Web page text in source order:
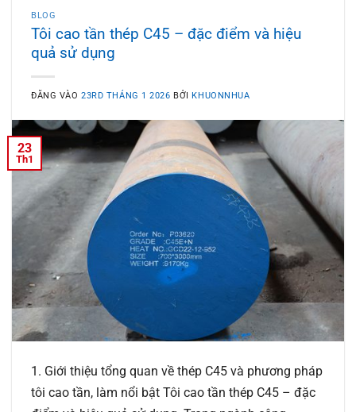
BLOG
Tôi cao tần thép C45 – đặc điểm và hiệu
quả sử dụng
ĐĂNG VÀO23RD THÁNG 1 2026 BỞIKHUONNHUA
23
Th1
1. Giới thiệu tổng quan về thép C45 và phương pháp
tôi cao tần, làm nổi bật Tôi cao tần thép C45 – đặc